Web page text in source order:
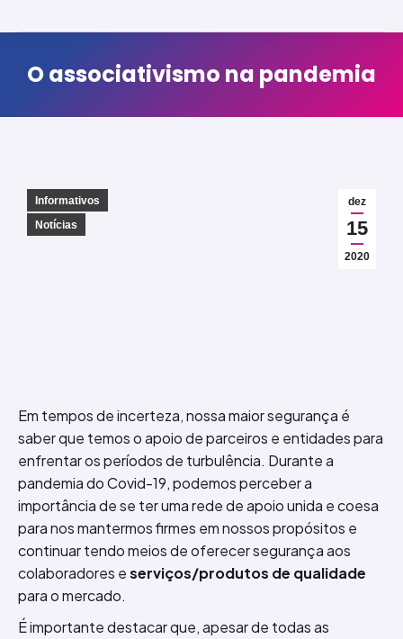
O associativismo na pandemia
dez
15
2020
Informativos
Notícias
Em tempos de incerteza, nossa maior segurança é
saber que temos o apoio de parceiros e entidades para
enfrentar os períodos de turbulência. Durante a
pandemia do Covid-19, podemos perceber a
importância de se ter uma rede de apoio unida e coesa
para nos mantermos firmes em nossos propósitos e
continuar tendo meios de oferecer segurança aos
colaboradores eserviços/produtos de qualidade
para o mercado.
É importante destacar que, apesar de todas as